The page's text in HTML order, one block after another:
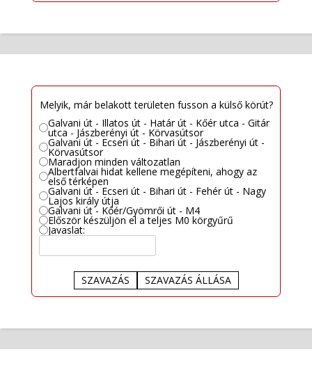
Melyik, már belakott területen fusson a külső körút?
Galvani út - Illatos út - Határ út - Kőér utca - Gitár
utca - Jászberényi út - Körvasútsor
Galvani út - Ecseri út - Bihari út - Jászberényi út -
Körvasútsor
Maradjon minden változatlan
Albertfalvai hidat kellene megépíteni, ahogy az
első térképen
Galvani út - Ecseri út - Bihari út - Fehér út - Nagy
Lajos király útja
Galvani út - Kőér/Gyömrői út - M4
Először készüljön el a teljes M0 körgyűrű
Javaslat:
SZAVAZÁS SZAVAZÁS ÁLLÁSA